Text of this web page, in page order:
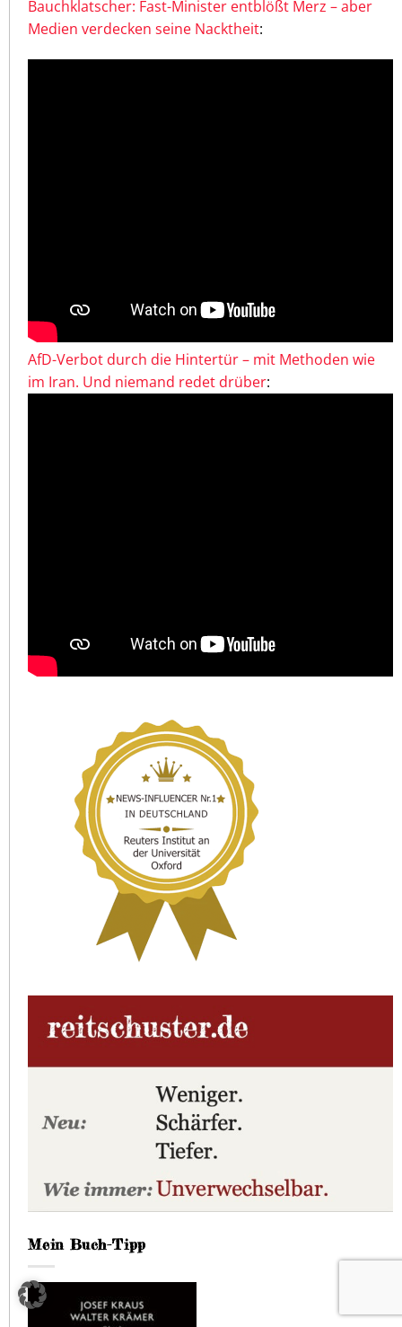
Bauchklatscher: Fast-Minister entblößt Merz – aber
Medien verdecken seine Nacktheit:
AfD-Verbot durch die Hintertür – mit Methoden wie
im Iran. Und niemand redet drüber:
Mein Buch-Tipp